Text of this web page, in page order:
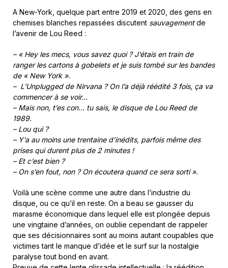
A New-York, quelque part entre 2019 et 2020, des gens en
chemises blanches repassées discutent sauvagementde
l’avenir de Lou Reed :
– « Hey les mecs, vous savez quoi ? J’étais en train de
ranger les cartons à gobelets et je suis tombé sur les bandes
de « New York ».
– L’Unplugged de Nirvana ? On l’a déjà réédité 3 fois, ça va
commencer à se voir…
– Mais non, t’es con… tu sais, le disque de Lou Reed de
1989.
– Lou qui ?
– Y’a au moins une trentaine d’inédits, parfois même des
prises qui durent plus de 2 minutes !
– Et c’est bien ?
– On s’en fout, non ? On écoutera quand ce sera sorti ».
Voilà une scène comme une autre dans l’industrie du
disque, ou ce qu’il en reste. On a beau se gausser du
marasme économique dans lequel elle est plongée depuis
une vingtaine d’années, on oublie cependant de rappeler
que ses décisionnaires sont au moins autant coupables que
victimes tant le manque d’idée et le surf sur la nostalgie
paralyse tout bond en avant.